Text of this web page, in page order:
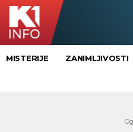
MISTERIJE ZANIMLJIVOSTI